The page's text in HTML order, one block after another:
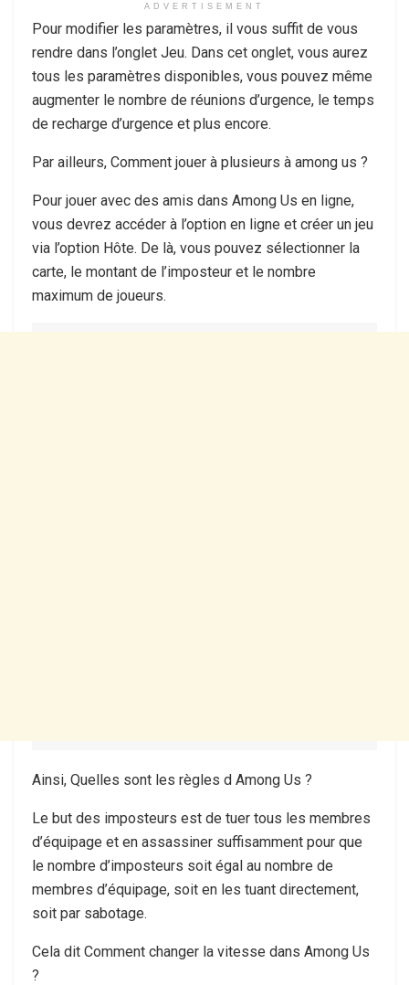
ADVERTISEMENT
Pour modifier les paramètres, il vous suffit de vous
rendre dans l’onglet Jeu. Dans cet onglet, vous aurez
tous les paramètres disponibles, vous pouvez même
augmenter le nombre de réunions d’urgence, le temps
de recharge d’urgence et plus encore.
Par ailleurs, Comment jouer à plusieurs à among us ?
Pour jouer avec des amis dans Among Us en ligne,
vous devrez accéder à l’option en ligne et créer un jeu
via l’option Hôte. De là, vous pouvez sélectionner la
carte, le montant de l’imposteur et le nombre
maximum de joueurs.
Ainsi, Quelles sont les règles d Among Us ?
Le but des imposteurs est de tuer tous les membres
d’équipage et en assassiner suffisamment pour que
le nombre d’imposteurs soit égal au nombre de
membres d’équipage, soit en les tuant directement,
soit par sabotage.
Cela dit Comment changer la vitesse dans Among Us
?